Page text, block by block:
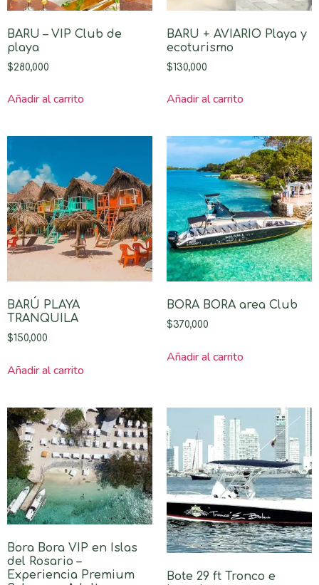
BARU – VIP Club de
playa
$280,000
Añadir al carrito
BARU + AVIARIO Playa y
ecoturismo
$130,000
Añadir al carrito
BARÚ PLAYA
TRANQUILA
$150,000
Añadir al carrito
BORA BORA area Club
$370,000
Añadir al carrito
Bora Bora VIP en Islas
del Rosario –
Experiencia Premium
Bote 29 ft Tronco e